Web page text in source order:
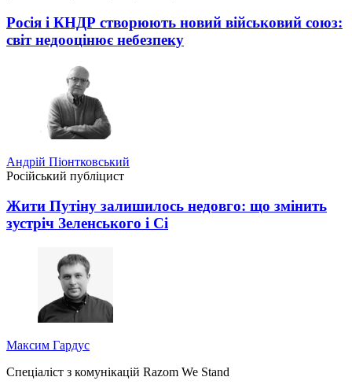
Росія і КНДР створюють новий військовий союз:
світ недооцінює небезпеку
Андрій Піонтковський
Російський публіцист
Жити Путіну залишилось недовго: що змінить
зустріч Зеленського і Сі
Максим Гардус
Спеціаліст з комунікацій Razom We Stand